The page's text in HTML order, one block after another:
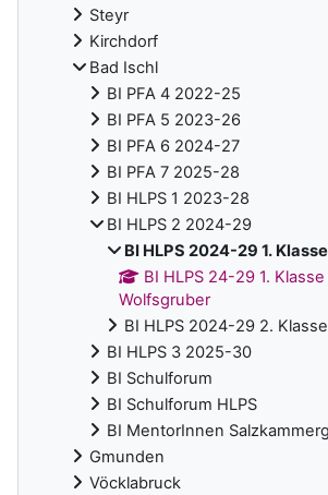
Steyr
Kirchdorf
Bad Ischl
BI PFA 4 2022-25
BI PFA 5 2023-26
BI PFA 6 2024-27
BI PFA 7 2025-28
BI HLPS 1 2023-28
BI HLPS 2 2024-29
BI HLPS 2024-29 1. Klasse
BI HLPS 24-29 1.
Wolfsgruber
BI HLPS 2024-29 2. Klasse
BI HLPS 3 2025-30
BI Schulforum
BI Schulforum HLPS
BI MentorInnen
Gmunden
Vöcklabruck